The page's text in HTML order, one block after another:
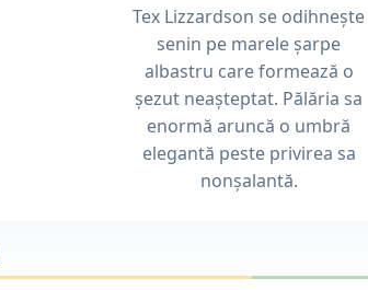
Tex Lizzardson se odihnește
senin pe marele șarpe
albastru care formează o
șezut neașteptat. Pălăria sa
enormă aruncă o umbră
elegantă peste privirea sa
nonșalantă.